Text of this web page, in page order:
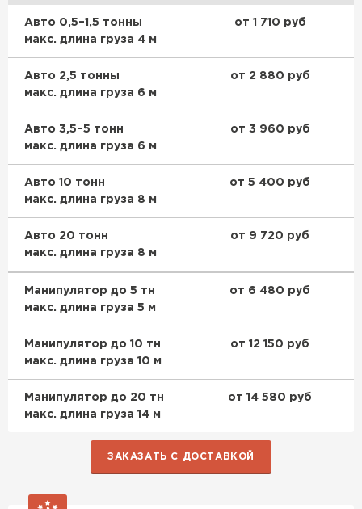
Авто 0,5–1,5 тонны
макс. длина груза 4 м
от 1 710 руб
Авто 2,5 тонны
макс. длина груза 6 м
от 2 880 руб
Авто 3,5–5 тонн
макс. длина груза 6 м
от 3 960 руб
Авто 10 тонн
макс. длина груза 8 м
от 5 400 руб
Авто 20 тонн
макс. длина груза 8 м
от 9 720 руб
Манипулятор до 5 тн
макс. длина груза 5 м
от 6 480 руб
Манипулятор до 10 тн
макс. длина груза 10 м
от 12 150 руб
Манипулятор до 20 тн
макс. длина груза 14 м
от 14 580 руб
ЗАКАЗАТЬ С ДОСТАВКОЙ